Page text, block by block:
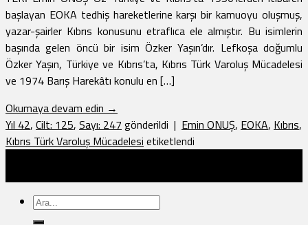
başlayan EOKA tedhiş hareketlerine karşı bir kamuoyu oluşmuş,
yazar-şairler Kıbrıs konusunu etraflıca ele almıştır. Bu isimlerin
başında gelen öncü bir isim Özker Yaşın’dır. Lefkoşa doğumlu
Özker Yaşın, Türkiye ve Kıbrıs’ta, Kıbrıs Türk Varoluş Mücadelesi
ve 1974 Barış Harekâtı konulu en […]
Okumaya devam edin →
Yıl 42, Cilt: 125, Sayı: 247 gönderildi | Emin ONUŞ, EOKA, Kıbrıs,
Kıbrıs Türk Varoluş Mücadelesi etiketlendi
Ara: